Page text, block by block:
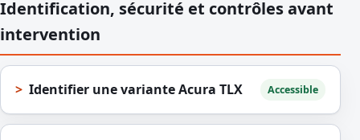
Identification, sécurité et contrôles avant
intervention
Identifier une variante Acura TLX Accessible